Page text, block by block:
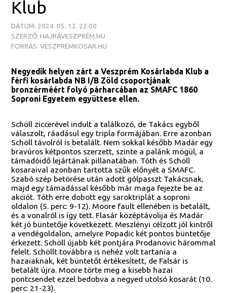
Klub
DÁTUM: 2024. 05. 12. 22:00
SZERZŐ: HAJRÁVESZPRÉM.HU
FORRÁS: VESZPREMKOSAR.HU
Negyedik helyen zárt a Veszprém Kosárlabda Klub a
férfi kosárlabda NB I/B Zöld csoportjának
bronzérméért folyó párharcában az SMAFC 1860
Soproni Egyetem együttese ellen.
Schöll ziccerével indult a találkozó, de Takács egyből
válaszolt, ráadásul egy tripla formájában. Erre azonban
Schöll távolról is betalált. Nem sokkal később Madár egy
bravúros kétpontos szerzett, szinte a palánk mögül, a
támadóidő lejártának pillanatában. Tóth és Schöll
kosaraival azonban tartotta szűk előnyét a SMAFC.
Szabó szép betörése után adott gólpasszt Takácsnak,
majd egy támadással később már maga fejezte be az
akciót. Tóth erre dobott egy saroktriplát a soproni
oldalon (5. perc: 9-12). Moore fault ellenében is betalált,
és a vonalról is így tett. Flasár középtávolija és Madár
két jó büntetője következett. Meszlényi célzott jól kintről
a vendégoldalon, amelyre Popadic két pontos büntetője
érkezett. Schöll újabb két pontjára Prodanovic hárommal
felelt. Schöllt továbbra is nehéz volt tartania a
hazaiaknak, két büntetőt értékesített, de Falsár is
betalált újra. Moore törte meg a kisebb hazai
pontcsendet ezzel bedobva a negyed utolsó kosarát (10.
perc: 21-23).